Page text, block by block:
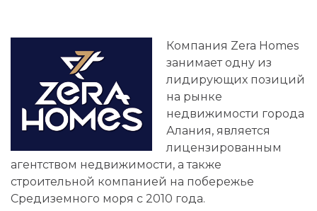
Компания Zera Homes
занимает одну из
лидирующих позиций
на рынке
недвижимости города
Алания, является
лицензированным
агентством недвижимости, а также
строительной компанией на побережье
Средиземного моря с 2010 года.